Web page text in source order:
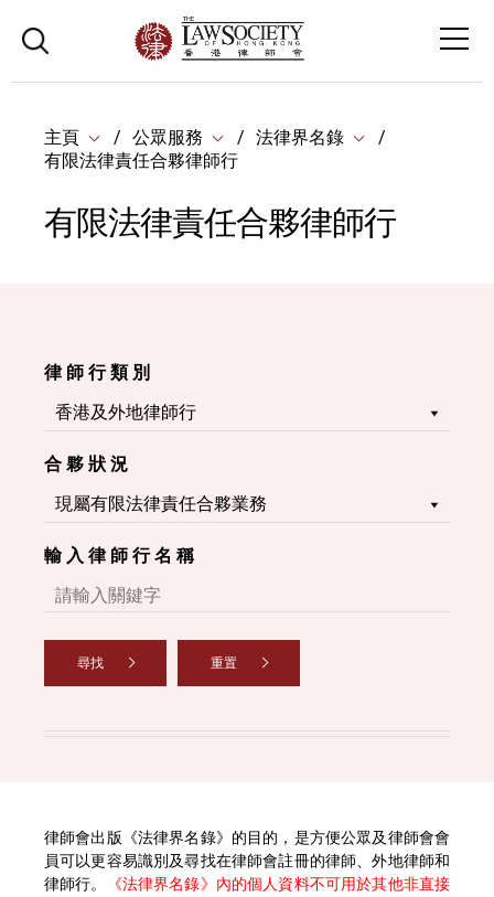
主頁 公眾服務
法律界名錄
有限法律責任合夥律師行
有限法律責任合夥律師行
律 師 行 類 別
合 夥 狀 況
輸 入 律 師 行 名 稱
尋找 重置
律師會出版《法律界名錄》的目的，是方便公眾及律師會會
員可以更容易識別及尋找在律師會註冊的律師、外地律師和
律師行。
《法律界名錄》內的個人資料不可用於其他非直接